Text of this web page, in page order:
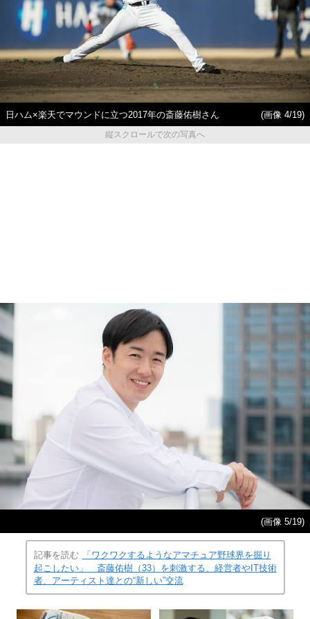
日ハム×楽天でマウンドに立つ2017年の斎藤佑樹さん
(画像 4/19)
縦スクロールで次の写真へ
(画像 5/19)
記事を読む
「ワクワクするようなアマチュア野球界を掘り
起こしたい」 斎藤佑樹（33）を刺激する、経営者やIT技術
者、アーティスト達との“新しい”交流